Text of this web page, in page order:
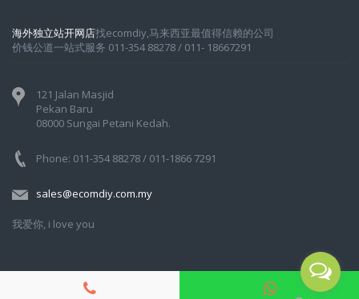
海外独立站开网店找ecomdiy,马来西亚最值得信赖的公司
价钱公道一站式服务 011-354 88278 / 011- 18667291
121 Jalan Masjid
Pekan Baru
08000 Sungai Petani Kedah.
Phone: 011-354 88278 / 011-1866 7291
sales@ecomdiy.com.my
我爱你, i love you